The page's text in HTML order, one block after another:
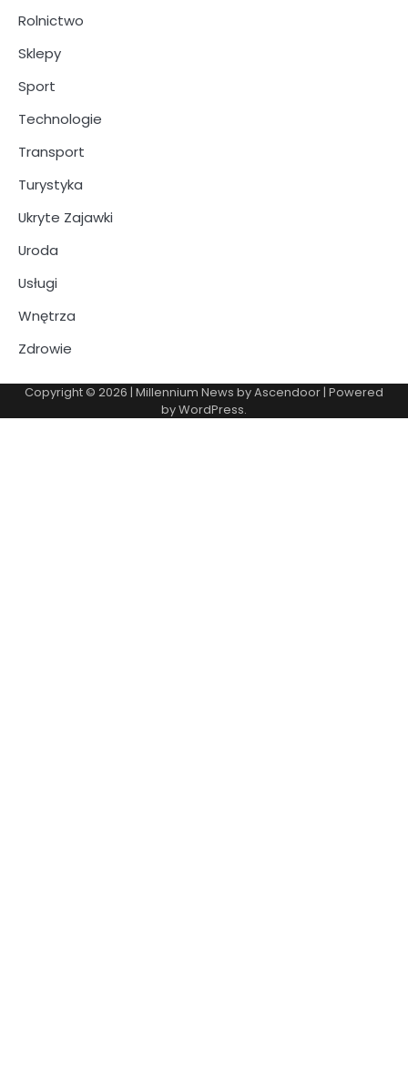
Rolnictwo
Sklepy
Sport
Technologie
Transport
Turystyka
Ukryte Zajawki
Uroda
Usługi
Wnętrza
Zdrowie
Copyright © 2026 | Millennium News byAscendoor | Powered
byWordPress.